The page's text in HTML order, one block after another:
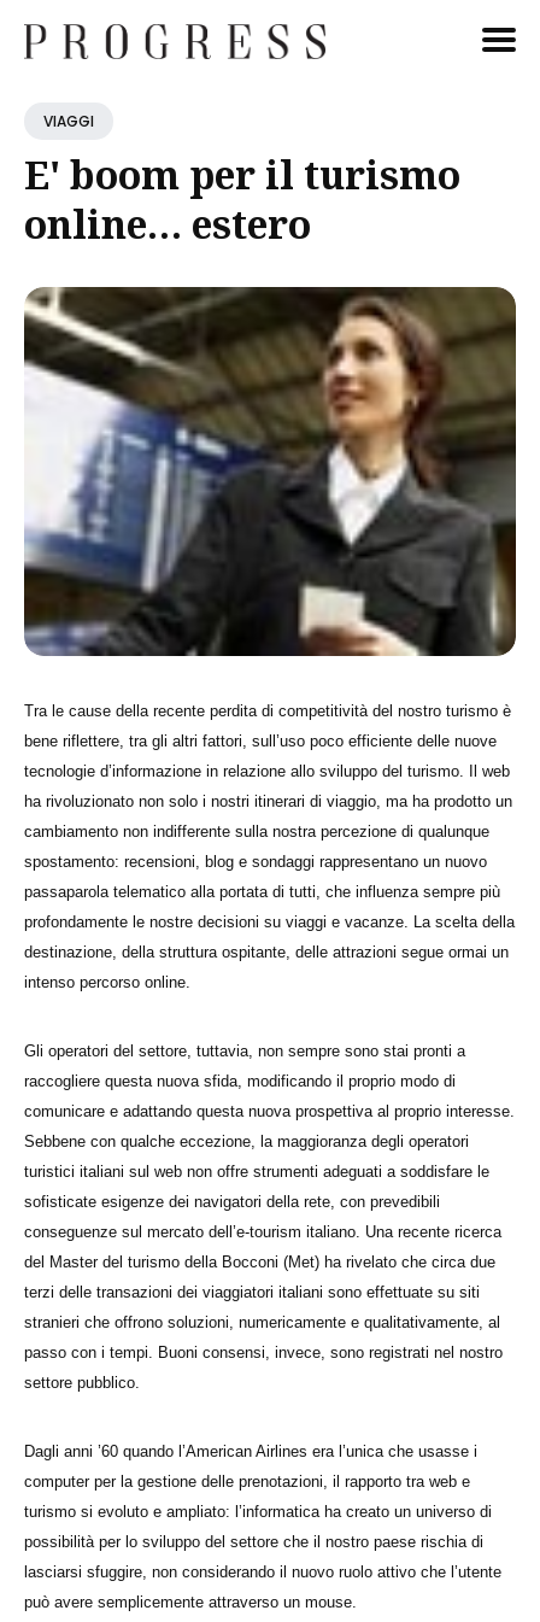
Cerca
VIAGGI
E' boom per il turismo
online… estero
Tra le cause della recente perdita di competitività del nostro turismo è
bene riflettere, tra gli altri fattori, sull’uso poco efficiente delle nuove
tecnologie d’informazione in relazione allo sviluppo del turismo. Il web
ha rivoluzionato non solo i nostri itinerari di viaggio, ma ha prodotto un
cambiamento non indifferente sulla nostra percezione di qualunque
spostamento: recensioni, blog e sondaggi rappresentano un nuovo
passaparola telematico alla portata di tutti, che influenza sempre più
profondamente le nostre decisioni su viaggi e vacanze. La scelta della
destinazione, della struttura ospitante, delle attrazioni segue ormai un
intenso percorso online.
Gli operatori del settore, tuttavia, non sempre sono stai pronti a
raccogliere questa nuova sfida, modificando il proprio modo di
comunicare e adattando questa nuova prospettiva al proprio interesse.
Sebbene con qualche eccezione, la maggioranza degli operatori
turistici italiani sul web non offre strumenti adeguati a soddisfare le
sofisticate esigenze dei navigatori della rete, con prevedibili
conseguenze sul mercato dell’e-tourism italiano. Una recente ricerca
del Master del turismo della Bocconi (Met) ha rivelato che circa due
terzi delle transazioni dei viaggiatori italiani sono effettuate su siti
stranieri che offrono soluzioni, numericamente e qualitativamente, al
passo con i tempi. Buoni consensi, invece, sono registrati nel nostro
settore pubblico.
Dagli anni ’60 quando l’American Airlines era l’unica che usasse i
computer per la gestione delle prenotazioni, il rapporto tra web e
turismo si evoluto e ampliato: l’informatica ha creato un universo di
possibilità per lo sviluppo del settore che il nostro paese rischia di
lasciarsi sfuggire, non considerando il nuovo ruolo attivo che l’utente
può avere semplicemente attraverso un mouse.